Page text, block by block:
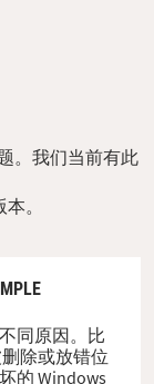
。我们当前有此
。
同原因。比
除或放错位
的 Windows